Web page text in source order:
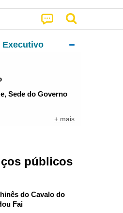
Executivo
Sede do Governo
+ mais
públicos
do Cavalo do
Fai